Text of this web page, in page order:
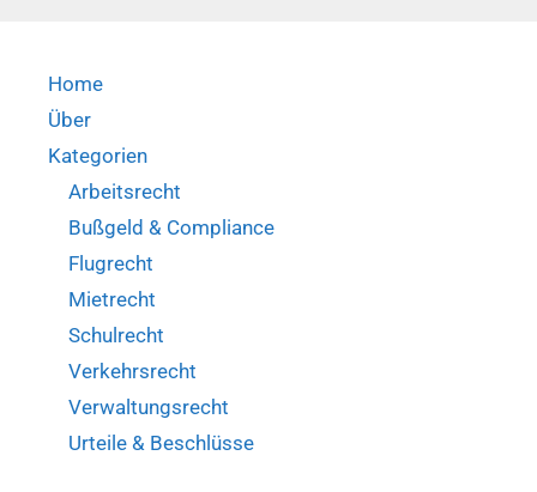
Home
Über
Kategorien
Arbeitsrecht
Bußgeld & Compliance
Flugrecht
Mietrecht
Schulrecht
Verkehrsrecht
Verwaltungsrecht
Urteile & Beschlüsse